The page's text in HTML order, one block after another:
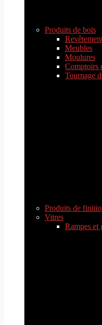
Produits de bois
Meubles
Moulures
Comptoirs
Tournage
Produits de
Vitres
Rampes et